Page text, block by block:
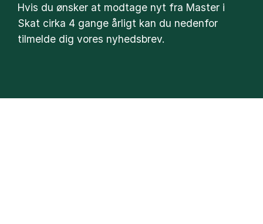
Hvis du ønsker at modtage nyt fra Master i
Skat cirka 4 gange årligt kan du nedenfor
tilmelde dig vores nyhedsbrev.